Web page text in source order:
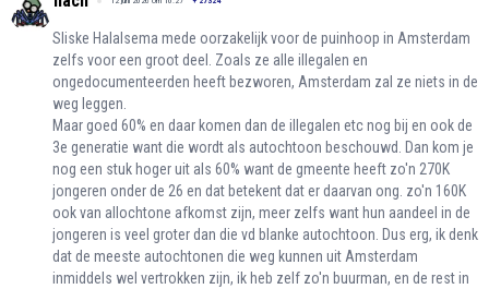
Sliske Halalsema mede oorzakelijk voor de puinhoop in Amsterdam
zelfs voor een groot deel. Zoals ze alle illegalen en
ongedocumenteerden heeft bezworen, Amsterdam zal ze niets in de
weg leggen.
Maar goed 60% en daar komen dan de illegalen etc nog bij en ook de
3e generatie want die wordt als autochtoon beschouwd. Dan kom je
nog een stuk hoger uit als 60% want de gmeente heeft zo'n 270K
jongeren onder de 26 en dat betekent dat er daarvan ong. zo'n 160K
ook van allochtone afkomst zijn, meer zelfs want hun aandeel in de
jongeren is veel groter dan die vd blanke autochtoon. Dus erg, ik denk
dat de meeste autochtonen die weg kunnen uit Amsterdam
inmiddels wel vertrokken zijn, ik heb zelf zo'n buurman, en de rest in